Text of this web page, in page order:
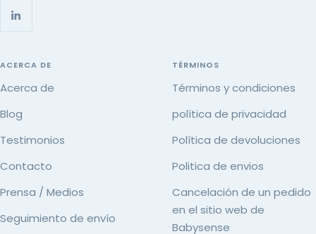
ACERCA DE
Acerca de
Blog
Testimonios
Contacto
Prensa / Medios
Seguimiento de envío
TÉRMINOS
Términos y condiciones
política de privacidad
Política de devoluciones
Politica de envios
Cancelación de un pedido
en el sitio web de
Babysense